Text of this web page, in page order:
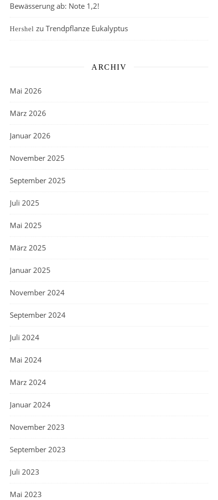
Bewässerung ab: Note 1,2!
Hershel zu Trendpflanze Eukalyptus
ARCHIV
Mai 2026
März 2026
Januar 2026
November 2025
September 2025
Juli 2025
Mai 2025
März 2025
Januar 2025
November 2024
September 2024
Juli 2024
Mai 2024
März 2024
Januar 2024
November 2023
September 2023
Juli 2023
Mai 2023